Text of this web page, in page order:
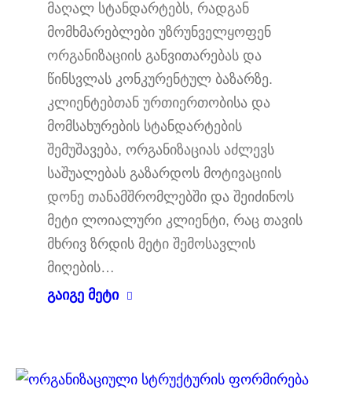
მაღალ სტანდარტებს, რადგან
მომხმარებლები უზრუნველყოფენ
ორგანიზაციის განვითარებას და
წინსვლას კონკურენტულ ბაზარზე.
კლიენტებთან ურთიერთობისა და
მომსახურების სტანდარტების
შემუშავება, ორგანიზაციას აძლევს
საშუალებას გაზარდოს მოტივაციის
დონე თანამშრომლებში და შეიძინოს
მეტი ლოიალური კლიენტი, რაც თავის
მხრივ ზრდის მეტი შემოსავლის
მიღების…
გაიგე მეტი